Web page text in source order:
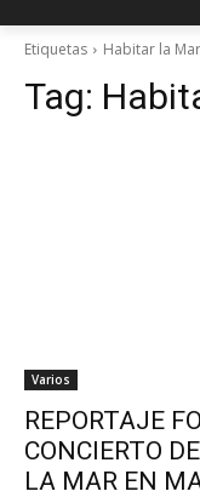
Etiquetas Habitar la Mar
Tag:
Varios
REPORTAJE
CONCIERTO
LA MAR EN